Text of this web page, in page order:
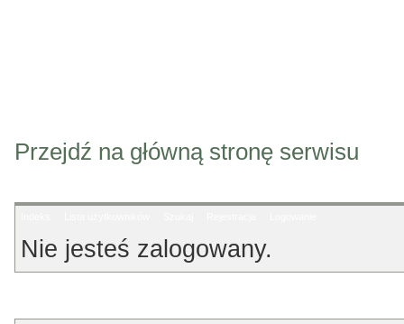
Przejdź na główną stronę serwisu
Nie jesteś zalogowany.